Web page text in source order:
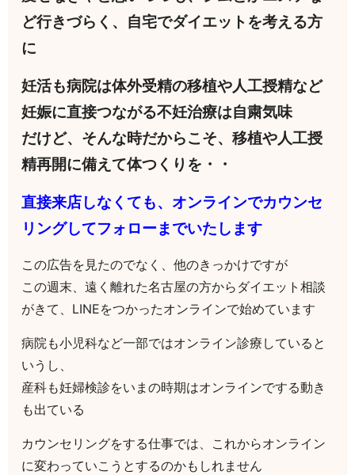
ど行きづらく、自宅でダイエットを考える方
に
妊活も病院は体外受精の移植や人工授精など
妊娠に直接つながる不妊治療は自粛気味
だけど、そんな時だからこそ、移植や人工授
精再開に備えて体つくりを・・
直接来店しなくても、オンラインでカウンセ
リングしてフォローまでいたします
この広告を見たのでなく、他のきっかけですが
この週末、遠く離れた名古屋の方からダイエット相談
がきて、LINEをつかったオンラインで始めています
病院も小児科など一部ではオンライン診療していると
いうし、
産科も妊婦検診をいまの時期はオンラインでする動き
も出ている
カウンセリングをする仕事では、これからオンライン
に変わっていこうとするのかもしれません